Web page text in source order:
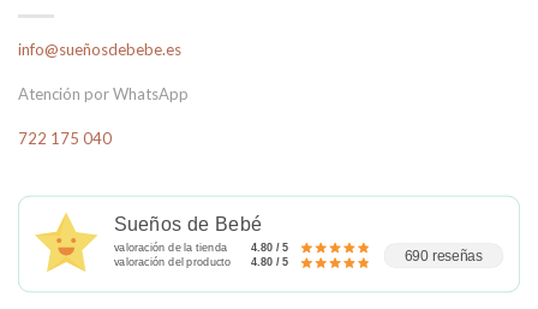
info@sueñosdebebe.es
Atención por WhatsApp
722 175 040
Sueños de Bebé
valoración de la tienda
4.80 / 5
valoración del producto
4.80 / 5 690 reseñas